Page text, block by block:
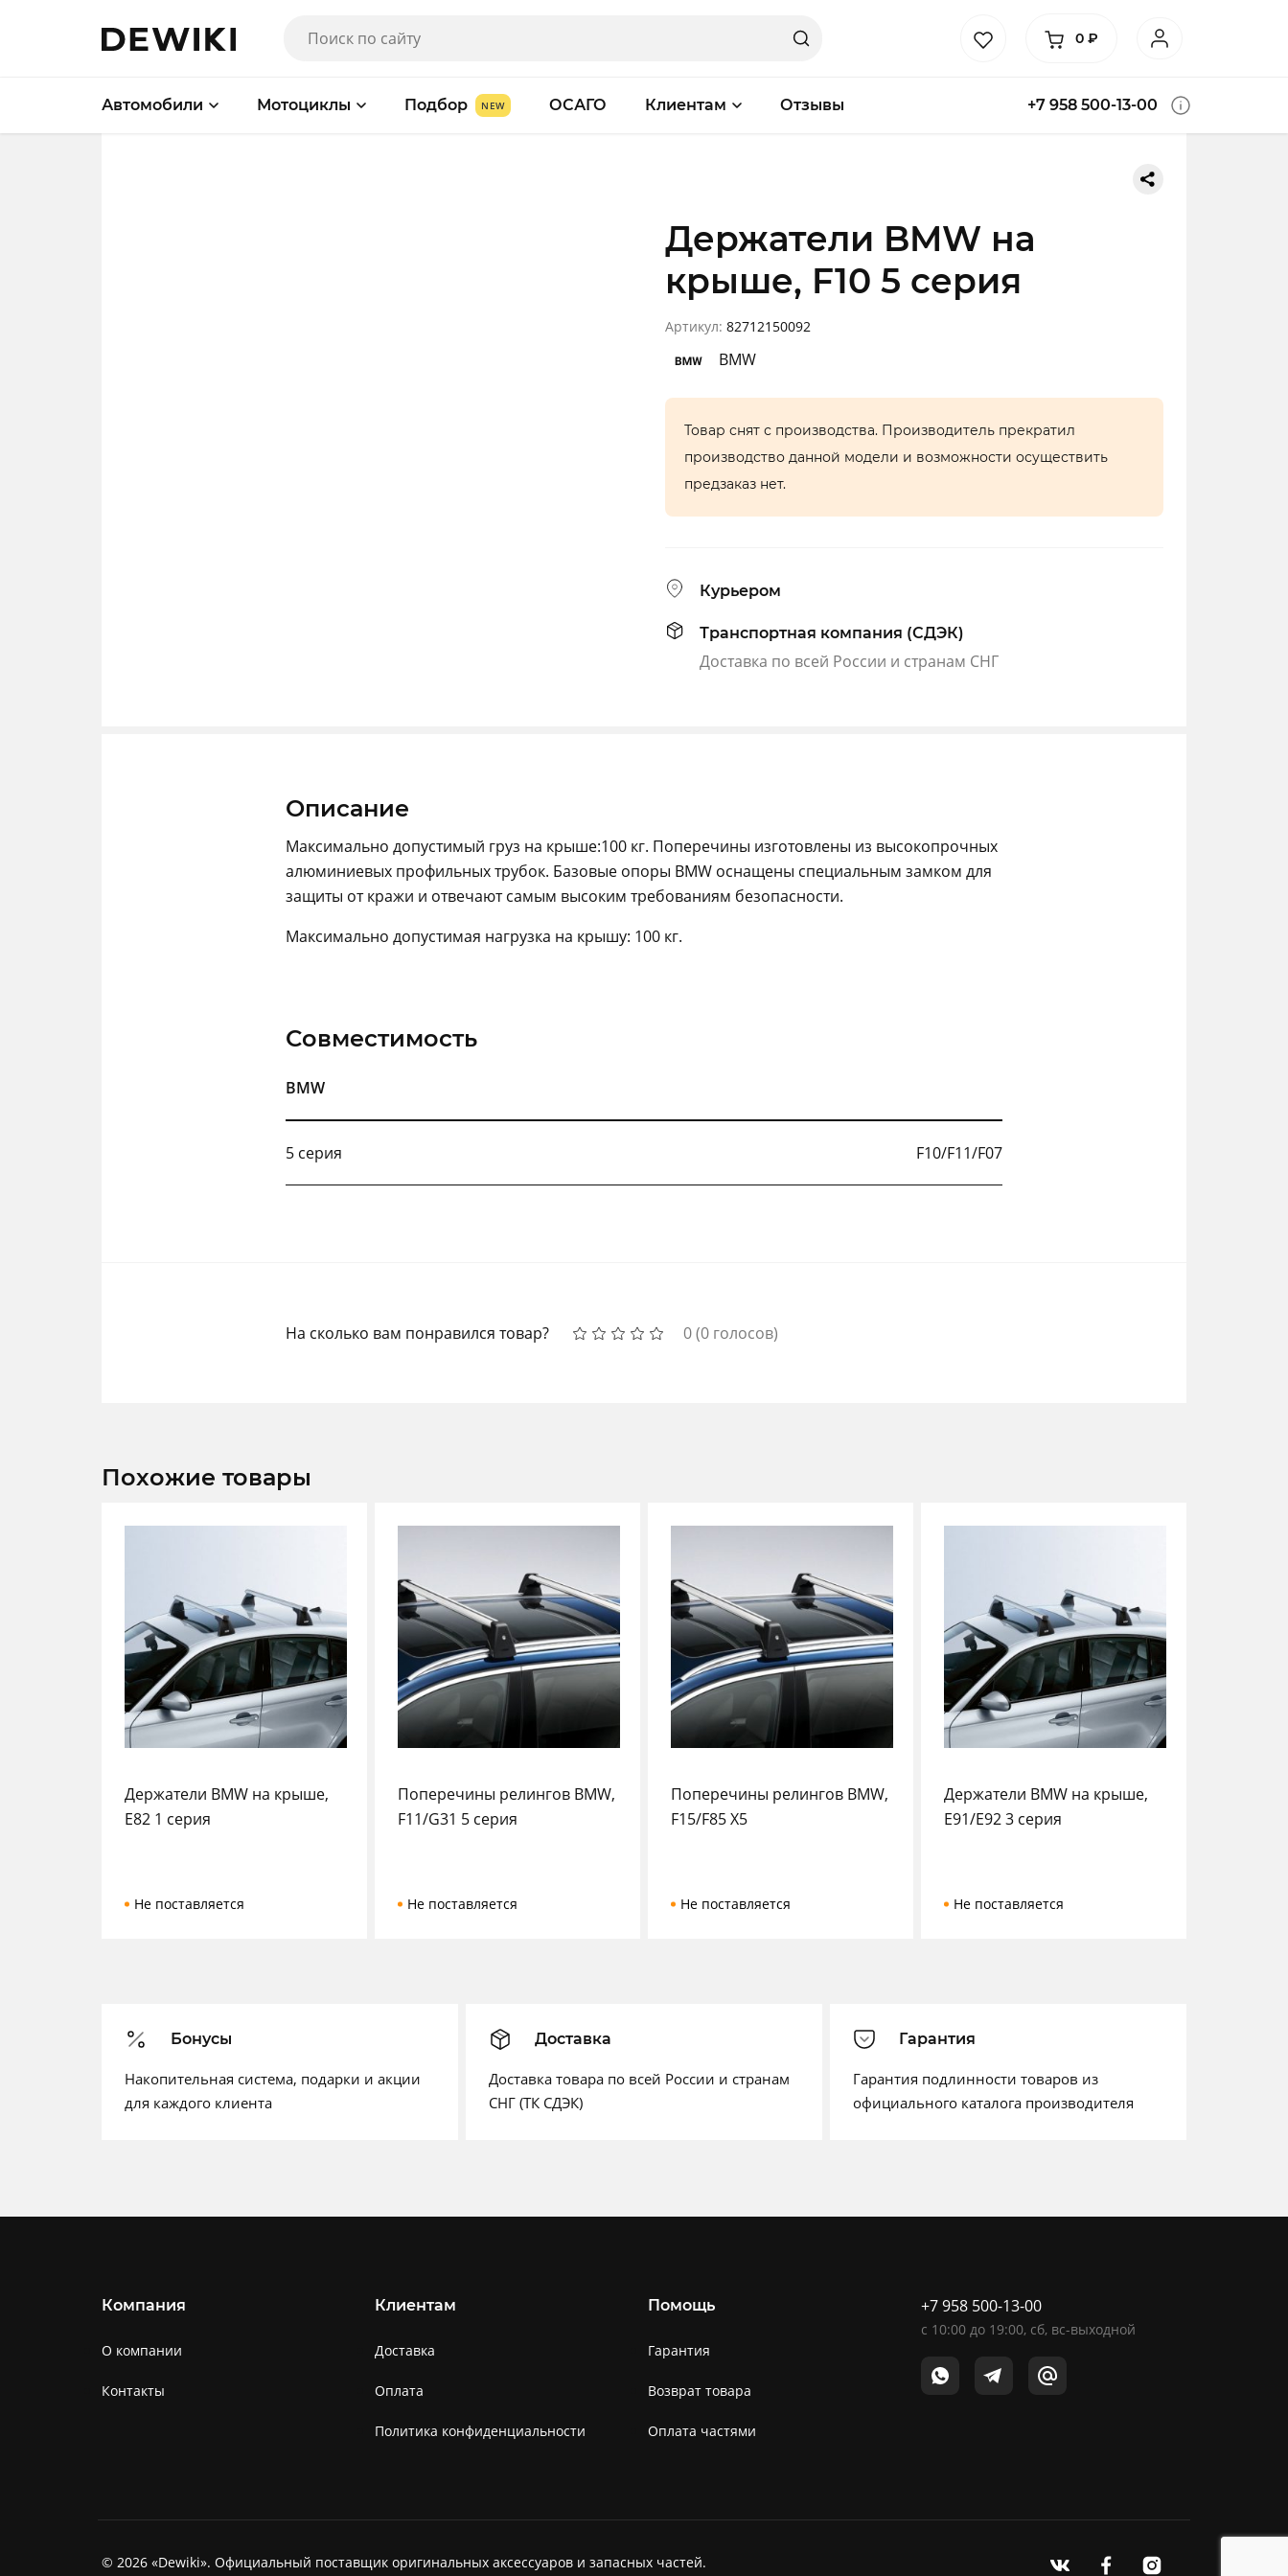
0 ₽
Автомобили Мотоциклы Подбор ОСАГО Клиентам Отзывы +7 958 500-13-00
Держатели BMW на
крыше, F10 5 серия
Артикул: 82712150092
BMW
Товар снят с производства. Производитель прекратил
производство данной модели и возможности осуществить
предзаказ нет.
Курьером
Транспортная компания (СДЭК)
Доставка по всей России и странам СНГ
Описание
Максимально допустимый груз на крыше:100 кг. Поперечины изготовлены из высокопрочных
алюминиевых профильных трубок. Базовые опоры BMW оснащены специальным замком для
защиты от кражи и отвечают самым высоким требованиям безопасности.
Максимально допустимая нагрузка на крышу: 100 кг.
Совместимость
BMW
5 серия F10/F11/F07
На сколько вам понравился товар? 0(0 голосов)
Похожие товары
Держатели BMW на крыше,
E82 1 серия
Не поставляется
Поперечины релингов BMW,
F11/G31 5 серия
Не поставляется
Поперечины релингов BMW,
F15/F85 X5
Не поставляется
Держатели BMW на крыше,
E91/E92 3 серия
Не поставляется
Бонусы
Накопительная система, подарки и акции
для каждого клиента
Доставка
Доставка товара по всей России и странам
СНГ (ТК СДЭК)
Гарантия
Гарантия подлинности товаров из
официального каталога производителя
Компания
О компании
Контакты
Клиентам
Доставка
Оплата
Политика конфиденциальности
Помощь
Гарантия
Возврат товара
Оплата частями
+7 958 500-13-00
c 10:00 до 19:00, сб, вс-выходной
© 2026 «Dewiki». Официальный поставщик оригинальных аксессуаров и запасных частей.